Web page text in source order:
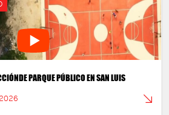
PARQUE PÚBLICO EN SAN LUIS